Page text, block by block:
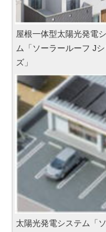
屋根一体型太陽光発電
ム「ソーラールーフ J
ズ」
太陽光発電システム「